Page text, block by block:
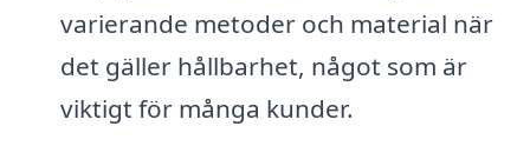
varierande metoder och material när
det gäller hållbarhet, något som är
viktigt för många kunder.